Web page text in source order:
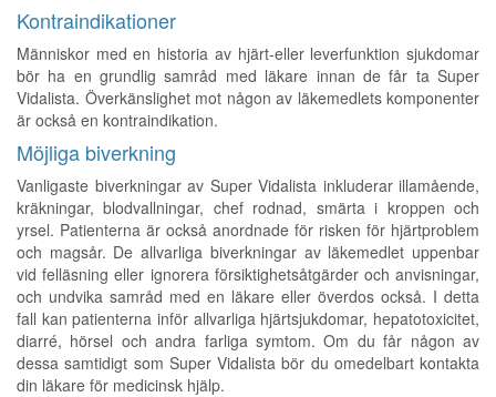
Kontraindikationer
Människor med en historia av hjärt-eller leverfunktion sjukdomar
bör ha en grundlig samråd med läkare innan de får ta Super
Vidalista. Överkänslighet mot någon av läkemedlets komponenter
är också en kontraindikation.
Möjliga biverkning
Vanligaste biverkningar av Super Vidalista inkluderar illamående,
kräkningar, blodvallningar, chef rodnad, smärta i kroppen och
yrsel. Patienterna är också anordnade för risken för hjärtproblem
och magsår. De allvarliga biverkningar av läkemedlet uppenbar
vid felläsning eller ignorera försiktighetsåtgärder och anvisningar,
och undvika samråd med en läkare eller överdos också. I detta
fall kan patienterna inför allvarliga hjärtsjukdomar, hepatotoxicitet,
diarré, hörsel och andra farliga symtom. Om du får någon av
dessa samtidigt som Super Vidalista bör du omedelbart kontakta
din läkare för medicinsk hjälp.